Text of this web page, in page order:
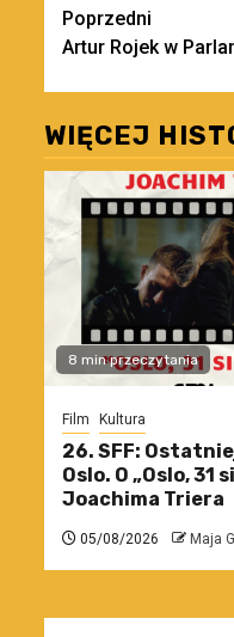
Zobacz
wpisy
Poprzedni
Artur Rojek w
WIĘCEJ
8 min przeczytania
Film Kultura
26. SFF:
Oslo. O „Oslo, 31
Joachima Triera
05/08/2026 Maja